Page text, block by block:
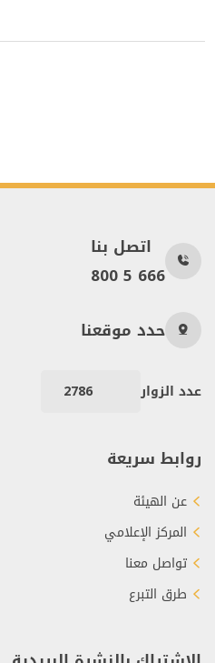
اتصل بنا
800 5 666
حدد موقعنا
عدد الزوار 2786
روابط سريعة
عن الهيئة
المركز الإعلامي
تواصل معنا
طرق التبرع